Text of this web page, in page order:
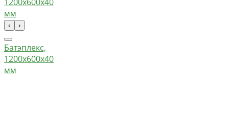
‹ ›
Батэплекс,
1200х600х40
мм